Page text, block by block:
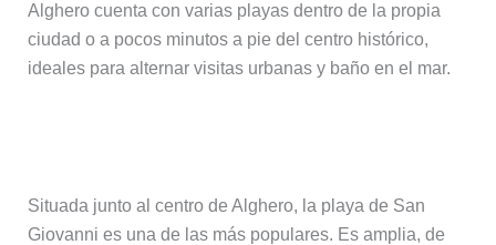
Alghero cuenta con varias playas dentro de la propia
ciudad o a pocos minutos a pie del centro histórico,
ideales para alternar visitas urbanas y baño en el mar.
Situada junto al centro de Alghero, la playa de San
Giovanni es una de las más populares. Es amplia, de